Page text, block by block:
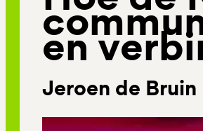
en
Jeroen de Bruin